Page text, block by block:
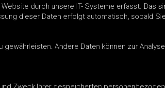
durch unsere IT- Systeme erfasst. Das
dieser Daten erfolgt automatisch, sobald
Andere Daten können zur